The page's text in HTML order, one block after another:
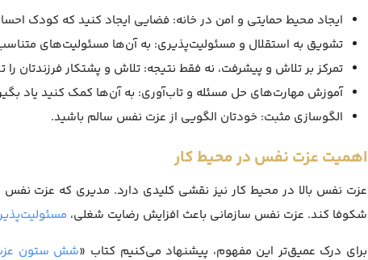
ایجاد محیط حمایتی و امن در خانه: فضایی ایجاد کنید که
تشویق به استقلال و مسئولیت‌پذیری: به آن‌ها مسئولیت‌های
تمرکز بر تلاش و پیشرفت، نه فقط نتیجه: تلاش و پشتکار فرزندتان
آموزش مهارت‌های حل مسئله و تاب‌آوری: به آن‌ها کمک کنید یاد
الگوسازی مثبت: خودتان الگویی از عزت نفس سالم باشید.
اهمیت عزت نفس در محیط کار
عزت نفس بالا در محیط کار نیز نقشی کلیدی دارد. مدیری که عزت نفس
شکوفا کند. عزت نفس سازمانی باعث افزایش رضایت شغلی،
برای درک عمیق‌تر این مفهوم، پیشنهاد می‌کنیم کتاب «شش ستون